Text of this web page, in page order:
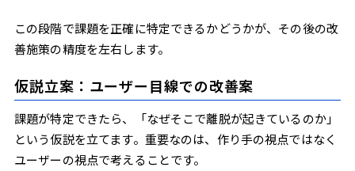
この段階で課題を正確に特定できるかどうかが、その後の改
善施策の精度を左右します。
仮説立案：ユーザー目線での改善案
課題が特定できたら、「なぜそこで離脱が起きているのか」
という仮説を立てます。重要なのは、作り手の視点ではなく
ユーザーの視点で考えることです。